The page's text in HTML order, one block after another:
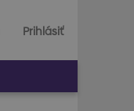
Prihlásiť